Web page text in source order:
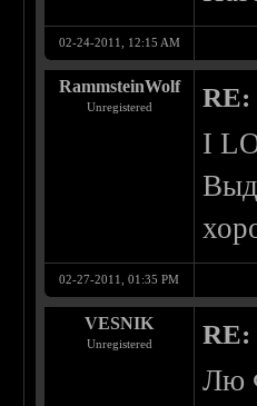
02-24-2011, 12:15 AM
RammsteinWolf
Unregistered RE:
I
02-27-2011, 01:35 PM
VESNIK
Unregistered RE:
Лю